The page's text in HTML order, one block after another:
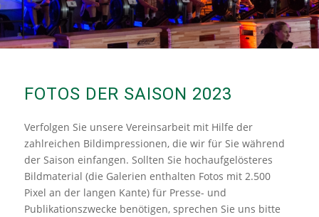
FOTOS DER SAISON 2023
Verfolgen Sie unsere Vereinsarbeit mit Hilfe der
zahlreichen Bildimpressionen, die wir für Sie während
der Saison einfangen. Sollten Sie hochaufgelösteres
Bildmaterial (die Galerien enthalten Fotos mit 2.500
Pixel an der langen Kante) für Presse- und
Publikationszwecke benötigen, sprechen Sie uns bitte